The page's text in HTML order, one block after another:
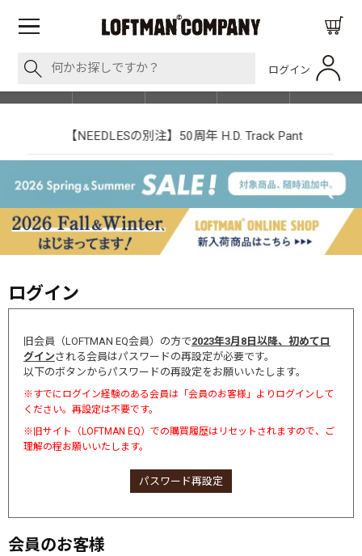
ログイン
SHOP LIST
【NEEDLESの別注】50周年 H.D. Track Pant
ログイン
旧会員（LOFTMAN EQ会員）の方で2023年3月8日以降、初めてロ
グインされる会員はパスワードの再設定が必要です。
以下のボタンからパスワードの再設定をお願いいたします。
※すでにログイン経験のある会員は「会員のお客様」よりログインして
ください。再設定は不要です。
※旧サイト（LOFTMAN EQ）での購買履歴はリセットされますので、ご
理解の程お願いいたします。
パスワード再設定
会員のお客様